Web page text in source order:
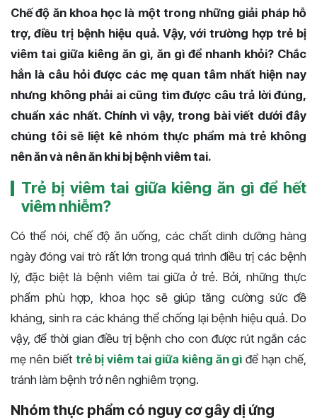
Chế độ ăn khoa học là một trong những giải pháp hỗ
trợ, điều trị bệnh hiệu quả. Vậy, với trường hợp trẻ bị
viêm tai giữa kiêng ăn gì, ăn gì để nhanh khỏi? Chắc
hẳn là câu hỏi được các mẹ quan tâm nhất hiện nay
nhưng không phải ai cũng tìm được câu trả lời đúng,
chuẩn xác nhất. Chính vì vậy, trong bài viết dưới đây
chúng tôi sẽ liệt kê nhóm thực phẩm mà trẻ không
nên ăn và nên ăn khi bị bệnh viêm tai.
Trẻ bị viêm tai giữa kiêng ăn gì để hết
viêm nhiễm?
Có thể nói, chế độ ăn uống, các chất dinh dưỡng hàng
ngày đóng vai trò rất lớn trong quá trình điều trị các bệnh
lý, đặc biệt là bệnh viêm tai giữa ở trẻ. Bởi, những thực
phẩm phù hợp, khoa học sẽ giúp tăng cường sức đề
kháng, sinh ra các kháng thể chống lại bệnh hiệu quả. Do
vậy, để thời gian điều trị bệnh cho con được rút ngắn các
mẹ nên biết trẻ bị viêm tai giữa kiêng ăn gì để hạn chế,
tránh làm bệnh trở nên nghiêm trọng.
Nhóm thực phẩm có nguy cơ gây dị ứng